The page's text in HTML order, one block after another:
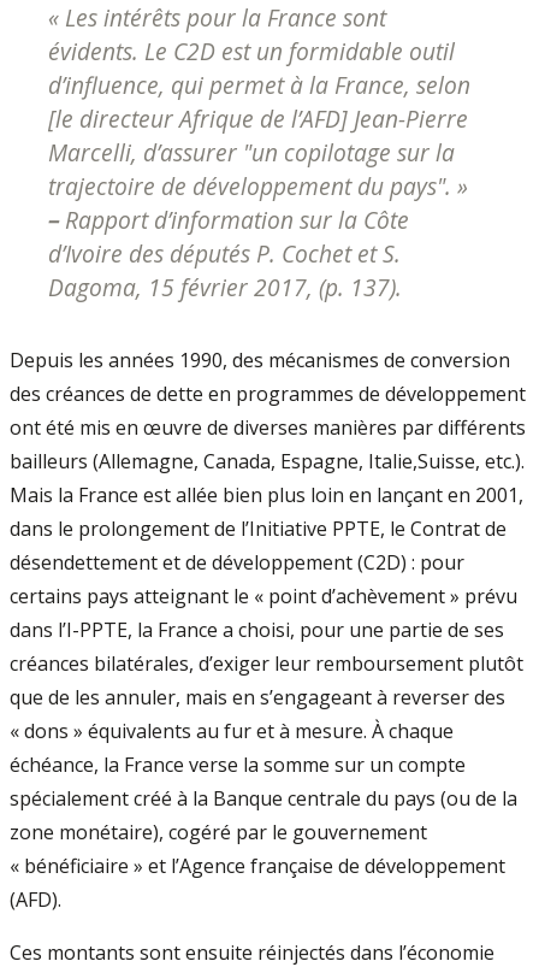
« Les intérêts pour la France sont
évidents. Le C2D est un formidable outil
d’influence, qui permet à la France, selon
[le directeur Afrique de l’AFD] Jean-Pierre
Marcelli, d’assurer "un copilotage sur la
trajectoire de développement du pays". »
–Rapport d’information sur la Côte
d’Ivoire des députés P. Cochet et S.
Dagoma, 15 février 2017, (p. 137).
Depuis les années 1990, des mécanismes de conversion
des créances de dette en programmes de développement
ont été mis en œuvre de diverses manières par différents
bailleurs (Allemagne, Canada, Espagne, Italie,Suisse, etc.).
Mais la France est allée bien plus loin en lançant en 2001,
dans le prolongement de l’Initiative PPTE, le Contrat de
désendettement et de développement (C2D) : pour
certains pays atteignant le « point d’achèvement » prévu
dans l’I-PPTE, la France a choisi, pour une partie de ses
créances bilatérales, d’exiger leur remboursement plutôt
que de les annuler, mais en s’engageant à reverser des
« dons » équivalents au fur et à mesure. À chaque
échéance, la France verse la somme sur un compte
spécialement créé à la Banque centrale du pays (ou de la
zone monétaire), cogéré par le gouvernement
« bénéficiaire » et l’Agence française de développement
(AFD).
Ces montants sont ensuite réinjectés dans l’économie